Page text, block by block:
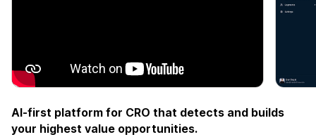
AI-first platform for CRO that detects and builds
your highest value opportunities.